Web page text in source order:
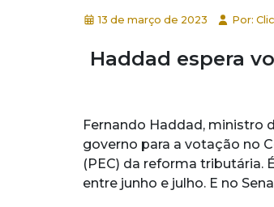
13 de março de 2023 Por:
Haddad espera
Fernando Haddad, ministro
governo para a votação no
(PEC) da reforma tributária.
entre junho e julho. E no